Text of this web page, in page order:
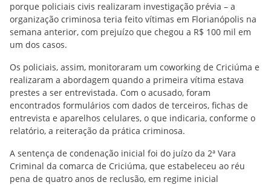
porque policiais civis realizaram investigação prévia – a
organização criminosa teria feito vítimas em Florianópolis na
semana anterior, com prejuízo que chegou a R$ 100 mil em
um dos casos.
Os policiais, assim, monitoraram um coworking de Criciúma e
realizaram a abordagem quando a primeira vítima estava
prestes a ser entrevistada. Com o acusado, foram
encontrados formulários com dados de terceiros, fichas de
entrevista e aparelhos celulares, o que indicaria, conforme o
relatório, a reiteração da prática criminosa.
A sentença de condenação inicial foi do juízo da 2ª Vara
Criminal da comarca de Criciúma, que estabeleceu ao réu
pena de quatro anos de reclusão, em regime inicial